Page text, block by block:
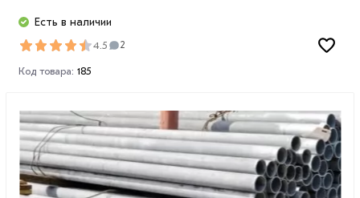
Есть в наличии
4.5 2
Код товара: 185